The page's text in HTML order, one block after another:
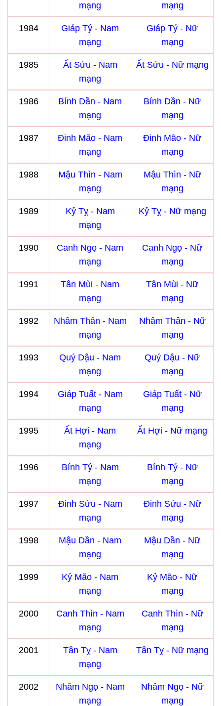
mạng
mạng
1984
Giáp Tý - Nam
mạng
Giáp Tý - Nữ
mạng
1985
Ất Sửu - Nam
mạng
Ất Sửu - Nữ mạng
1986
Bính Dần - Nam
mạng
Bính Dần - Nữ
mạng
1987
Đinh Mão - Nam
mạng
Đinh Mão - Nữ
mạng
1988
Mậu Thìn - Nam
mạng
Mậu Thìn - Nữ
mạng
1989
Kỷ Tỵ - Nam
mạng
Kỷ Tỵ - Nữ mạng
1990
Canh Ngọ - Nam
mạng
Canh Ngọ - Nữ
mạng
1991
Tân Mùi - Nam
mạng
Tân Mùi - Nữ
mạng
1992
Nhâm Thân - Nam
mạng
Nhâm Thân - Nữ
mạng
1993
Quý Dậu - Nam
mạng
Quý Dậu - Nữ
mạng
1994
Giáp Tuất - Nam
mạng
Giáp Tuất - Nữ
mạng
1995
Ất Hợi - Nam
mạng
Ất Hợi - Nữ mạng
1996
Bính Tý - Nam
mạng
Bính Tý - Nữ
mạng
1997
Đinh Sửu - Nam
mạng
Đinh Sửu - Nữ
mạng
1998
Mậu Dần - Nam
mạng
Mậu Dần - Nữ
mạng
1999
Kỷ Mão - Nam
mạng
Kỷ Mão - Nữ
mạng
2000
Canh Thìn - Nam
mạng
Canh Thìn - Nữ
mạng
2001
Tân Tỵ - Nam
mạng
Tân Tỵ - Nữ mạng
2002
Nhâm Ngọ - Nam
mạng
Nhâm Ngọ - Nữ
mạng